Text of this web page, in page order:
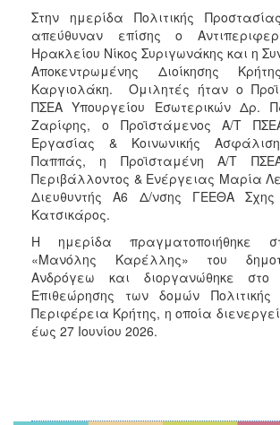
Στην ημερίδα Πολιτικής
απεύθυναν επίσης ο
Ηρακλείου Νίκος Συριγωνάκης και η
Αποκεντρωμένης Διοίκησης
Καργιολάκη. Ομιλητές ήταν ο
ΠΣΕΑ Υπουργείου Εσωτερικών Δρ.
Ζαρίφης, ο Προϊστάμενος Α/Τ
Εργασίας & Κοινωνικής
Παππάς, η Προϊσταμένη Α/Τ ΠΣΕΑ
Περιβάλλοντος & Ενέργειας Μαρία
Διευθυντής Α6 Δ/νσης ΓΕΕΘΑ
Κατσικάρος.
Η ημερίδα πραγματοποιήθηκε
«Μανόλης Καρέλλης» του
Ανδρόγεω και διοργανώθηκε στο
Επιθεώρησης των δομών
Περιφέρεια Κρήτης, η οποία
έως 27 Ιουνίου 2026.